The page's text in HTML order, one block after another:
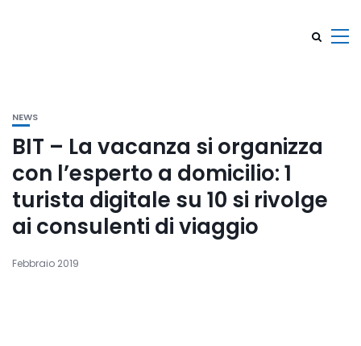
NEWS
BIT – La vacanza si organizza
con l’esperto a domicilio: 1
turista digitale su 10 si rivolge
ai consulenti di viaggio
Febbraio 2019